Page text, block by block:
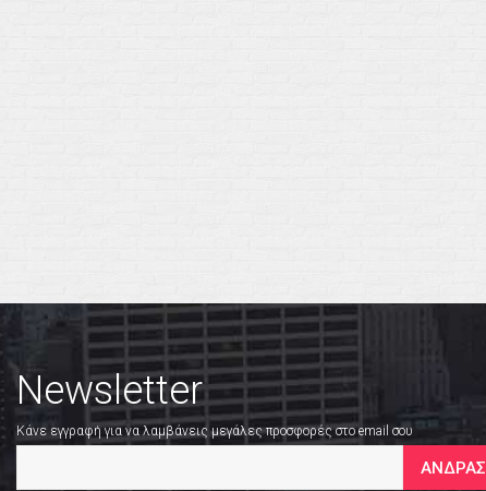
Newsletter
Κάνε εγγραφή για να λαμβάνεις μεγάλες προσφορές στο email σου
ΑΝΔΡΑΣ